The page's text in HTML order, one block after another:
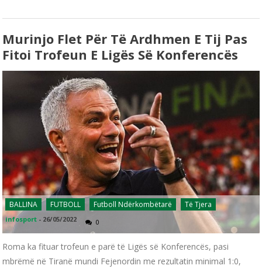
Murinjo Flet Për Të Ardhmen E Tij Pas
Fitoi Trofeun E Ligës Së Konferencës
BALLINA FUTBOLL Futboll Ndërkombëtarë Të Tjera
infosport - 26/05/2022 0
Roma ka fituar trofeun e parë të Ligës së Konferencës, pasi
mbrëmë në Tiranë mundi Fejenordin me rezultatin minimal 1:0,